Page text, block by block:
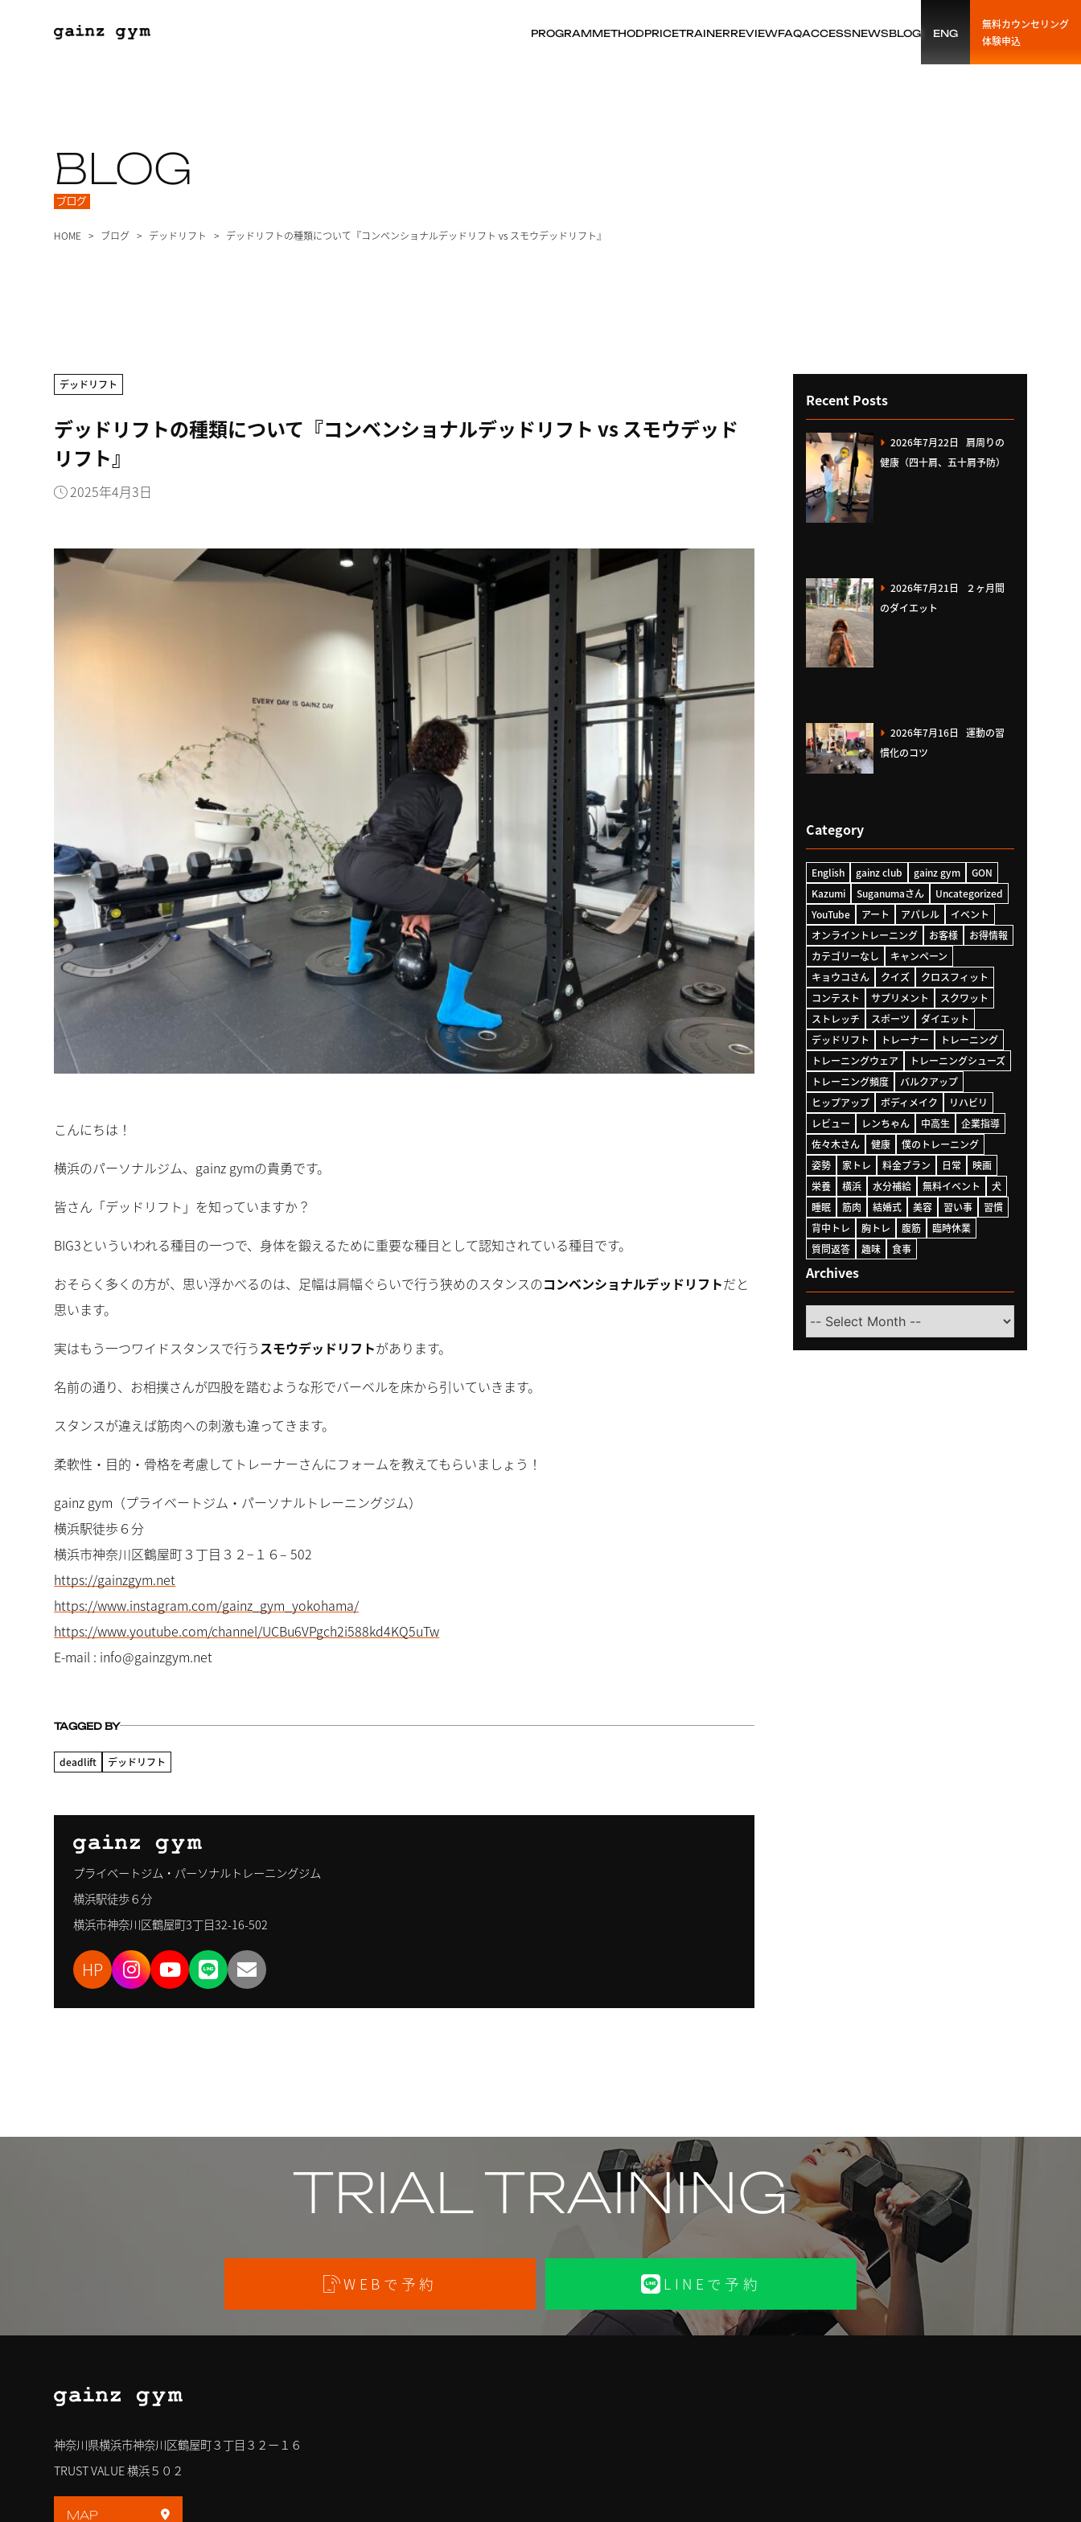
PROGRAMMETHODPRICETRAINERREVIEWFAQACCESSNEWSBLOG ENG
無料カウンセリング
体験申込
BLOG
ブログ
HOME ブログ デッドリフト デッドリフトの種類について『コンベンショナルデッドリフト vs スモウデッドリフト』
デッドリフト
デッドリフトの種類について『コンベンショナルデッドリフト vs スモウデッド
リフト』
2025年4月3日
こんにちは！
横浜のパーソナルジム、gainz gymの貴勇です。
皆さん「デッドリフト」を知っていますか？
BIG3といういわれる種目の一つで、身体を鍛えるために重要な種目として認知されている種目です。
おそらく多くの方が、思い浮かべるのは、足幅は肩幅ぐらいで行う狭めのスタンスのコンベンショナルデッドリフトだと
思います。
実はもう一つワイドスタンスで行うスモウデッドリフトがあります。
名前の通り、お相撲さんが四股を踏むような形でバーベルを床から引いていきます。
スタンスが違えば筋肉への刺激も違ってきます。
柔軟性・目的・骨格を考慮してトレーナーさんにフォームを教えてもらいましょう！
gainz gym（プライベートジム・パーソナルトレーニングジム）
横浜駅徒歩６分
横浜市神奈川区鶴屋町３丁目３２−１６– 502
https://gainzgym.net
https://www.instagram.com/gainz_gym_yokohama/
https://www.youtube.com/channel/UCBu6VPgch2i588kd4KQ5uTw
E-mail : info@gainzgym.net
TAGGED BY
deadlift デッドリフト
プライベートジム・パーソナルトレーニングジム
横浜駅徒歩６分
横浜市神奈川区鶴屋町3丁目32-16-502
HP
Recent Posts
2026年7月22日
肩周りの
健康（四十肩、五十肩予防）
2026年7月21日
２ヶ月間
のダイエット
2026年7月16日
運動の習
慣化のコツ
Category
English gainz club gainz gym
GON
Kazumi
Suganumaさん
Uncategorized
YouTube
アート アパレル
イベント
オンライントレーニング
お客様
お得情報
カテゴリーなし
キャンペーン
キョウコさん
クイズ
クロスフィット
コンテスト
サプリメント
スクワット
ストレッチ
スポーツ
ダイエット
デッドリフト
トレーナー
トレーニング
トレーニングウェア
トレーニングシューズ
トレーニング頻度
バルクアップ
ヒップアップ
ボディメイク
リハビリ
レビュー
レンちゃん 中高生
企業指導
佐々木さん
健康
僕のトレーニング
姿勢
家トレ 料金プラン 日常
映画
栄養
横浜 水分補給 無料イベント
犬
睡眠
筋肉 結婚式 美容 習い事
習慣
背中トレ
胸トレ 腹筋
臨時休業
質問返答
趣味 食事
Archives
Select
Month
TRIAL TRAINING
WEBで予約 LINEで予約
神奈川県横浜市神奈川区鶴屋町３丁目３２ー１６
TRUST VALUE 横浜５０２
MAP